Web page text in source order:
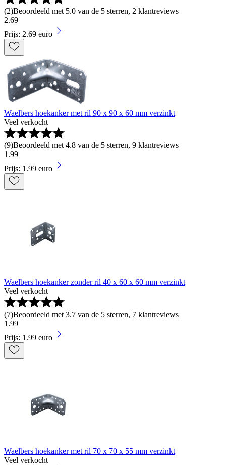
(2)Beoordeeld met 5.0 van de 5 sterren, 2 klantreviews
2.69
Prijs: 2.69 euro
Waelbers hoekanker met ril 90 x 90 x 60 mm verzinkt
Veel verkocht
(9)Beoordeeld met 4.8 van de 5 sterren, 9 klantreviews
1 .99
Prijs: 1.99 euro
Waelbers hoekanker zonder ril 40 x 60 x 60 mm verzinkt
Veel verkocht
(7)Beoordeeld met 3.7 van de 5 sterren, 7 klantreviews
1 .99
Prijs: 1.99 euro
Waelbers hoekanker met ril 70 x 70 x 55 mm verzinkt
Veel verkocht